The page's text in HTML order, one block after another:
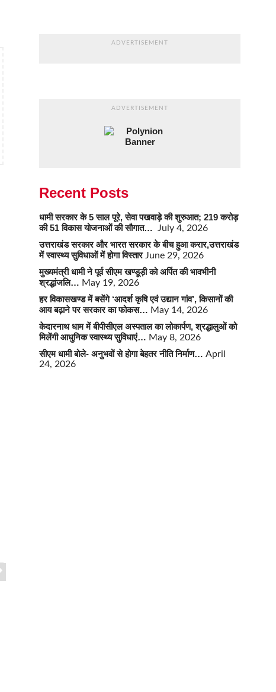
ADVERTISEMENT
ADVERTISEMENT
Recent Posts
धामी सरकार के 5 साल पूरे, सेवा पखवाड़े की शुरुआत; 219 करोड़
की 51 विकास योजनाओं की सौगात…
July 4, 2026
उत्तराखंड सरकार और भारत सरकार के बीच हुआ करार,उत्तराखंड
में स्वास्थ्य सुविधाओं में होगा विस्तार June 29, 2026
मुख्यमंत्री धामी ने पूर्व सीएम खण्डूड़ी को अर्पित की भावभीनी
श्रद्धांजलि… May 19, 2026
हर विकासखण्ड में बसेंगे ‘आदर्श कृषि एवं उद्यान गांव’, किसानों की
आय बढ़ाने पर सरकार का फोकस… May 14, 2026
केदारनाथ धाम में बीपीसीएल अस्पताल का लोकार्पण, श्रद्धालुओं को
मिलेंगी आधुनिक स्वास्थ्य सुविधाएं… May 8, 2026
सीएम धामी बोले- अनुभवों से होगा बेहतर नीति निर्माण… April
24, 2026